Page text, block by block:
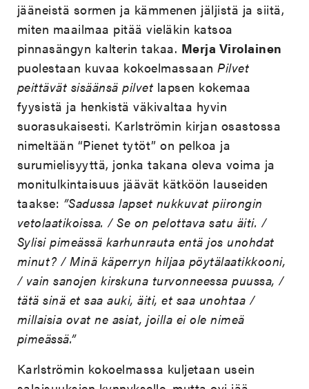
jääneistä sormen ja kämmenen jäljistä ja siitä,
miten maailmaa pitää vieläkin katsoa
pinnasängyn kalterin takaa. Merja Virolainen
puolestaan kuvaa kokoelmassaanPilvet
peittävät sisäänsä pilvet lapsen kokemaa
fyysistä ja henkistä väkivaltaa hyvin
suorasukaisesti. Karlströmin kirjan osastossa
nimeltään “Pienet tytöt” on pelkoa ja
surumielisyyttä, jonka takana oleva voima ja
monitulkintaisuus jäävät kätköön lauseiden
taakse: ”Sadussa lapset nukkuvat piirongin
vetolaatikoissa. / Se on pelottava satu äiti. /
Sylisi pimeässä karhunrauta entä jos unohdat
minut? / Minä käperryn hiljaa pöytälaatikkooni,
/ vain sanojen kirskuna turvonneessa puussa, /
tätä sinä et saa auki, äiti, et saa unohtaa /
millaisia ovat ne asiat, joilla ei ole nimeä
pimeässä.”
Karlströmin kokoelmassa kuljetaan usein